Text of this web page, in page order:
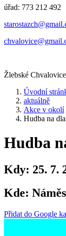
úřad: 773 212 492
Žlebské Chvalovice
Úvodní
aktuálně
Akce v okolí
Hudba na
Hudba
Kdy: 25. 7.
Kde:
Přidat do Google